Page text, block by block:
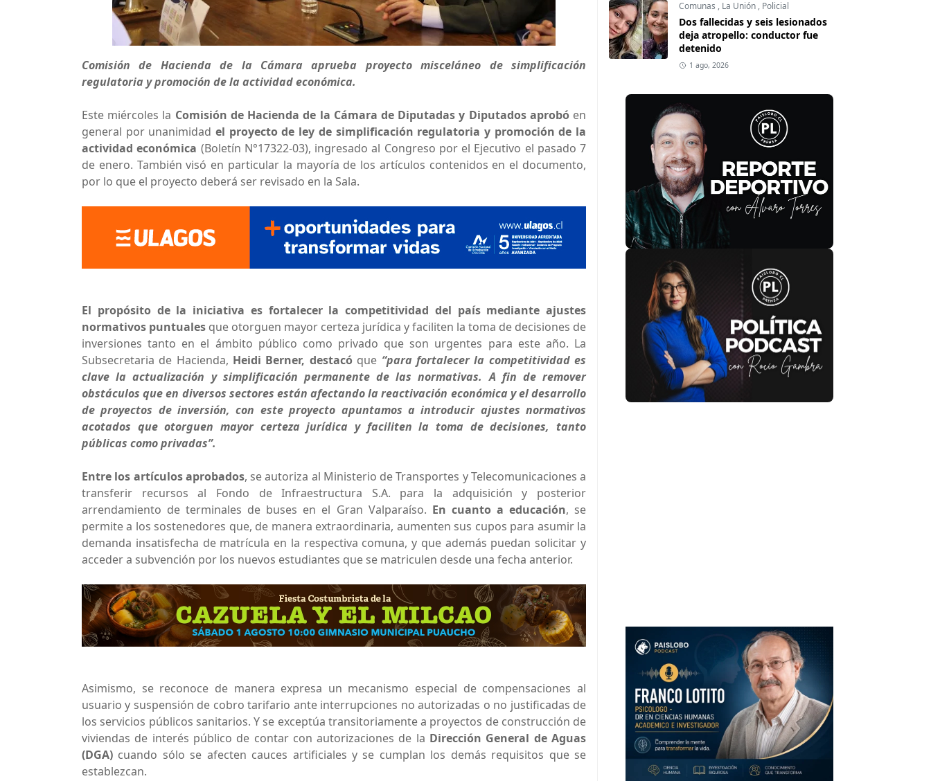
Comisión de Hacienda de la Cámara aprueba proyecto misceláneo de simplificación
regulatoria y promoción de la actividad económica.
Este miércoles la Comisión de Hacienda de la Cámara de Diputadas y Diputados aprobóen
general por unanimidadel proyecto de ley de simplificación regulatoria y promoción de la
actividad económica (Boletín N°17322-03), ingresado al Congreso por el Ejecutivo el pasado 7
de enero. También visó en particular la mayoría de los artículos contenidos en el documento,
por lo que el proyecto deberá ser revisado en la Sala.
El propósito de la iniciativa es fortalecer la competitividad del país mediante ajustes
normativos puntuales que otorguen mayor certeza jurídica y faciliten la toma de decisiones de
inversiones tanto en el ámbito público como privado que son urgentes para este año. La
Subsecretaria de Hacienda, Heidi Berner, destacóque “para fortalecer la competitividad es
clave la actualización y simplificación permanente de las normativas. A fin de remover
obstáculos que en diversos sectores están afectando la reactivación económica y el desarrollo
de proyectos de inversión, con este proyecto apuntamos a introducir ajustes normativos
acotados que otorguen mayor certeza jurídica y faciliten la toma de decisiones, tanto
públicas como privadas”.
Entre los artículos aprobados, se autoriza al Ministerio de Transportes y Telecomunicaciones a
transferir recursos al Fondo de Infraestructura S.A. para la adquisición y posterior
arrendamiento de terminales de buses en el Gran Valparaíso. En cuanto a educación, se
permite a los sostenedores que, de manera extraordinaria, aumenten sus cupos para asumir la
demanda insatisfecha de matrícula en la respectiva comuna, y que además puedan solicitar y
acceder a subvención por los nuevos estudiantes que se matriculen desde una fecha anterior.
Asimismo, se reconoce de manera expresa un mecanismo especial de compensaciones al
usuario y suspensión de cobro tarifario ante interrupciones no autorizadas o no justificadas de
los servicios públicos sanitarios. Y se exceptúa transitoriamente a proyectos de construcción de
viviendas de interés público de contar con autorizaciones de la Dirección General de Aguas
(DGA) cuando sólo se afecten cauces artificiales y se cumplan los demás requisitos que se
establezcan.
Comunas , La Unión , Policial
Dos fallecidas y seis lesionados
deja atropello: conductor fue
detenido
1 ago, 2026